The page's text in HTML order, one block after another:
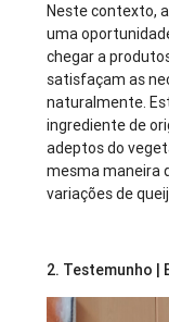
Neste contexto,
uma
chegar a
satisfaçam as
naturalmente.
ingrediente de
adeptos do
mesma maneira
variações de
2. Testemunho |